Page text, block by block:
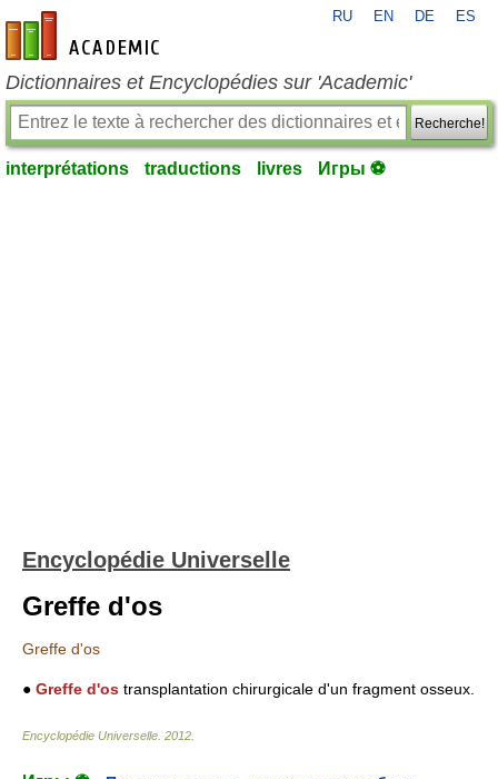
fr-academic.com
RU EN DE ES
Dictionnaires et Encyclopédies sur 'Academic'
Recherche!
interprétations traductions livres Игры ⚽
Encyclopédie Universelle
Greffe d'os
Greffe d'os
● Greffe d'os transplantation chirurgicale d'un fragment osseux.
Encyclopédie Universelle 2012